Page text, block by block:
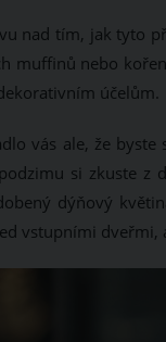
nad tím, jak tyto
muffinů nebo
účelům.
vás ale, že
si zkuste z
dýňový
vstupními dveřmi,